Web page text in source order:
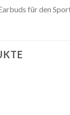
für den